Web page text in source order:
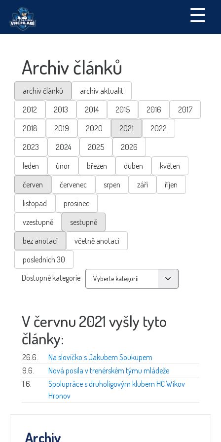
☰
Archiv článků
archiv článků
archiv aktualit
2012
2013 2014 2015 2016
2017
2018
2019 2020 2021
2022
2023
2024 2025
2026
leden
únor březen duben
květen
červen
červenec srpen září
říjen
listopad
prosinec
vzestupně
sestupně
bez anotací
včetně anotací
posledních 30
Dostupné kategorie
V červnu 2021 vyšly tyto
články:
26.6.
Na slovíčko s Jakubem Soukupem
9.6.
Nová posila v trenérském týmu mládeže
1.6.
Spolupráce s druholigovým klubem HC Wikov
Hronov
Archiv